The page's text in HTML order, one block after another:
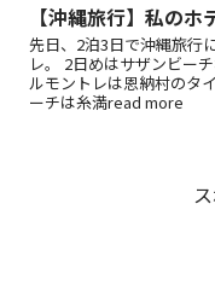
【沖縄旅行】私の
先日、2泊3日で沖縄旅行
レ。 2日めはサザンビー
ルモントレは恩納村のタ
ーチは糸満read more